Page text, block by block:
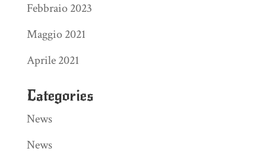
Febbraio 2023
Maggio 2021
Aprile 2021
Categories
News
News